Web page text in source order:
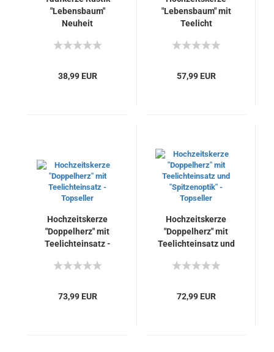
"Lebensbaum"
Neuheit
167.540.016
38,99 EUR
"Lebensbaum" mit
Teelicht
57,99 EUR
Hochzeitskerze
"Doppelherz" mit
Teelichteinsatz -
73,99 EUR
Hochzeitskerze
"Doppelherz" mit
Teelichteinsatz und
Topseller
72,99 EUR